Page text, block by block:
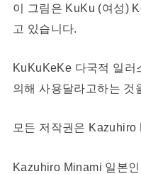
이 그림은 KuKu (여성)
고 있습니다.
KuKuKeKe 다국적 일러
의해 사용달라고하는 것
모든 저작권은
Kazuhiro Minami 일본